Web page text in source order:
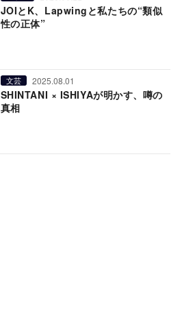
JOIとK、Lapwingと私たちの“類似
性の正体”
文芸 2025.08.01
SHINTANI × ISHIYAが明かす、噂の
真相